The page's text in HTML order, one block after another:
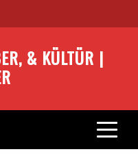
& KÜLTÜR |